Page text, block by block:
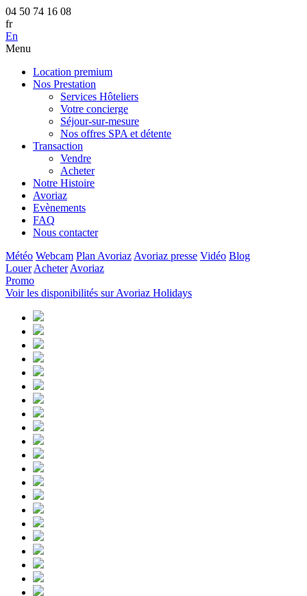
04 50 74 16 08
fr
En
Menu
Location premium
Nos Prestation
Services Hôteliers
Votre concierge
Séjour-sur-mesure
Nos offres SPA et détente
Transaction
Vendre
Acheter
Notre Histoire
Avoriaz
Evènements
FAQ
Nous contacter
Météo Webcam Plan Avoriaz Avoriaz presse Vidéo Blog
Louer Acheter Avoriaz
Promo
Voir les disponibilités sur Avoriaz Holidays